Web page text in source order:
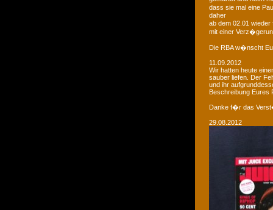
dass sie mal eine
daher
ab dem 02.01
mit einer
Die RBA w�nscht
11.09.2012
Wir hatten heute
sauber liefen. Der
und ihr
Beschreibung Eures
Danke f�r das
29.08.2012